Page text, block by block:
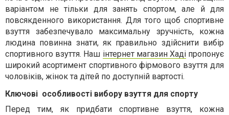
варіантом не тільки для занять спортом, але й для
повсякденного використання. Для того щоб спортивне
взуття забезпечувало максимальну зручність, кожна
людина повинна знати, як правильно здійснити вибір
спортивного взуття. Наш інтернет магазин Хадіпропонує
широкий асортимент спортивного фірмового взуття для
чоловіків, жінок та дітей по доступній вартості.
Ключові особливості вибору взуття для спорту
Перед тим, як придбати спортивне взуття, кожна